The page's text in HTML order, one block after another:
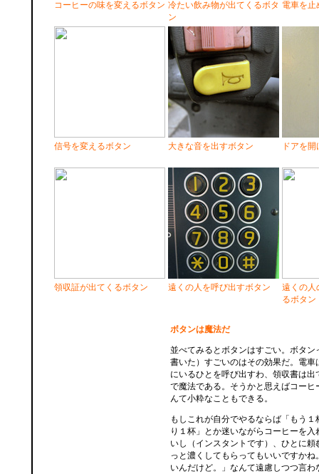
コーヒーの味を変えるボタン 冷たい飲み物が出てくるボタ
ン
電車を止
信号を変えるボタン 大きな音を出すボタン ドアを
領収証が出てくるボタン 遠くの人を呼び出すボタン
遠くの人
るボタン
ボタンは魔法だ
並べてみるとボタンはすごい。ボタン
書いた）すごいのはその効果だ。電車
にいるひとを呼び出すわ、領収書は出
で魔法である。そうかと思えばコーヒ
んて小粋なこともできる。
もしこれが自分でやるならば「もう１
り１杯」とか迷いながらコーヒーを入
いし（インスタントです）、ひとに頼
っと濃くしてもらってもいいですかね
いんだけど。」なんて遠慮しつつ言わ